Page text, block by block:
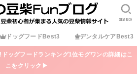
ドッグフードBest3 デンタルケアBest3
SEARCH
ドッグフードランキング1位モグワンの詳細はこ
こをクリック▶